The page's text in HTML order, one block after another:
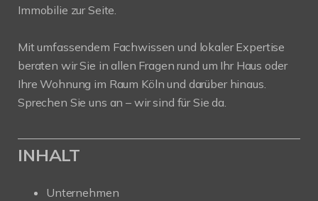
Immobilie zur Seite.
Mit umfassendem Fachwissen und lokaler Expertise
beraten wir Sie in allen Fragen rund um Ihr Haus oder
Ihre Wohnung im Raum Köln und darüber hinaus.
Sprechen Sie uns an – wir sind für Sie da.
INHALT
Unternehmen